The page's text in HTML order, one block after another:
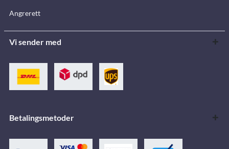
Angrerett
Vi sender med
Betalingsmetoder